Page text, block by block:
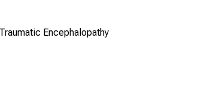
Encephalopathy